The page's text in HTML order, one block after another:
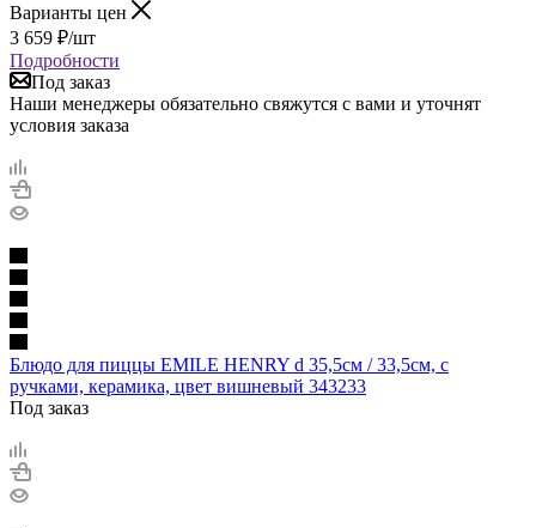
Варианты цен
3 659 ₽/шт
Подробности
Под заказ
Наши менеджеры обязательно свяжутся с вами и уточнят
условия заказа
Блюдо для пиццы EMILE HENRY d 35,5см / 33,5см, с
ручками, керамика, цвет вишневый 343233
Под заказ